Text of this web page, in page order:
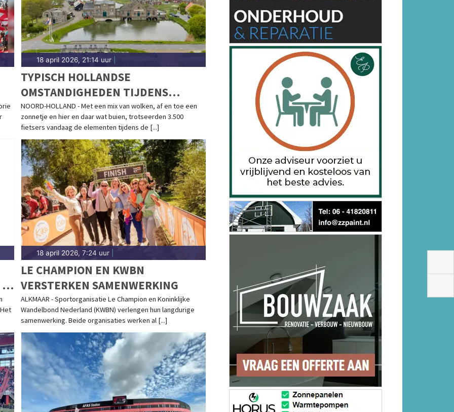
18 april 2026, 21:14 uur|
TYPISCH HOLLANDSE
OMSTANDIGHEDEN TIJDENS
LENTEKLASSIEKER RONDE VAN
NOORD-HOLLAND
NOORD-HOLLAND - Met een mix van wolken, af en toe een
zonnetje en hier en daar wat buien, trotseerden 3.500
fietsers vandaag de elementen tijdens de [...]
IN
18 april 2026, 7:24 uur|
LE CHAMPION EN KWBN
VERSTERKEN SAMENWERKING
ALKMAAR - Sportorganisatie Le Champion en Koninklijke
Wandelbond Nederland (KWBN) verlengen hun langdurige
samenwerking. Beide organisaties werken al [...]